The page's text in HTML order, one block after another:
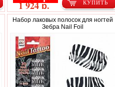
КУПИТЬ
1 924 р.
Набор лаковых полосок для ногтей
Зебра Nail Foil